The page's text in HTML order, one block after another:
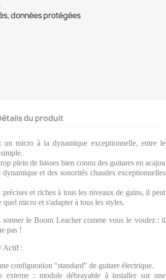
données protégées
du produit
un micro à la dynamique exceptionnelle, entre le
plein de basses bien connu des guitares en acajou
et des sonorités chaudes exceptionnelles
et riches à tous les niveaux de gains, il peut
micro et s'adapter à tous les styles.
le Boom Leacher comme vous le voulez : il
pas !
Actif :
configuration "standard" de guitare électrique.
: module débrayable à installer sur une